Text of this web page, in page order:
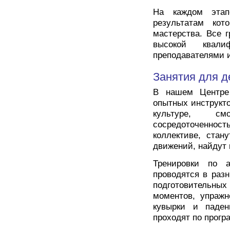
На каждом
результатам
мастерства. Все
высокой
преподавателями
Занятия для
В нашем Центре
опытных
культуре,
коллективе,
движений, найдут
Тренировки по
проводятся в
моментов,
кувырки и
проходят по